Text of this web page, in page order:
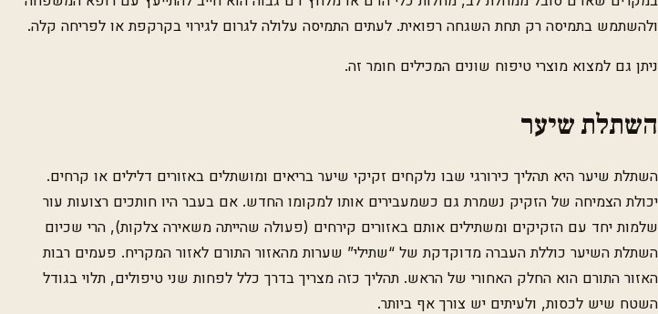
ולהשתמש בתמיסה רק תחת השגחה רפואית. לעתים התמיסה עלולה לגרום לגירוי בקרקפת או לפריחה קלה.
ניתן גם למצוא מוצרי טיפוח שונים המכילים חומר זה.
השתלת שיער
השתלת שיער היא תהליך כירורגי שבו נלקחים זקיקי שיער בריאים ומושתלים באזורים דלילים או קרחים.
יכולת הצמיחה של הזקיק נשמרת גם כשמעבירים אותו למקומו החדש. אם בעבר היו חותכים רצועות עור
שלמות יחד עם הזקיקים ומשתילים אותם באזורים קירחים (פעולה שהייתה משאירה צלקות), הרי שכיום
השתלת השיער כוללת העברה מדוקדקת של “שתילי” שערות מהאזור התורם לאזור המקריח. פעמים רבות
האזור התורם הוא החלק האחורי של הראש. תהליך כזה מצריך בדרך כלל לפחות שני טיפולים, תלוי בגודל
השטח שיש לכסות, ולעיתים יש צורך אף ביותר.